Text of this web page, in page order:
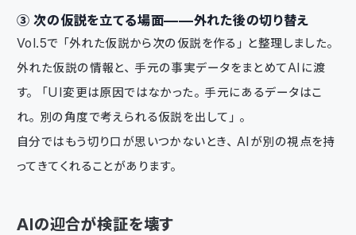
③ 次の仮説を立てる場面——外れた後の切り替え
Vol.5で「外れた仮説から次の仮説を作る」と整理しました。
外れた仮説の情報と、手元の事実データをまとめてAIに渡
す。「UI変更は原因ではなかった。手元にあるデータはこ
れ。別の角度で考えられる仮説を出して」。
自分ではもう切り口が思いつかないとき、AIが別の視点を持
ってきてくれることがあります。
AIの迎合が検証を壊す